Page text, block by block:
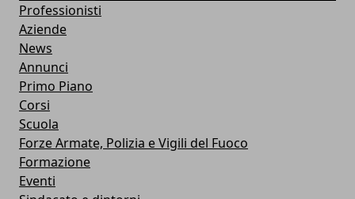
Professionisti
Aziende
News
Annunci
Primo Piano
Corsi
Scuola
Forze Armate, Polizia e Vigili del Fuoco
Formazione
Eventi